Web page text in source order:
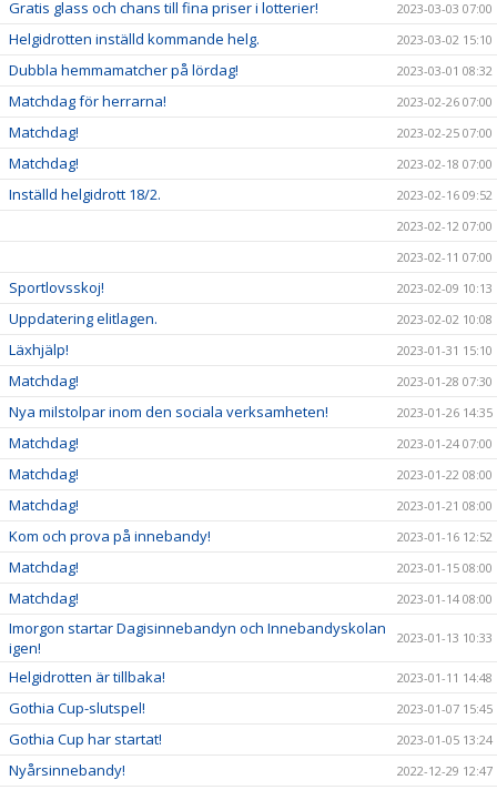
Gratis glass och chans till fina priser i lotterier! 2023-03-03 07:00
Helgidrotten inställd kommande helg. 2023-03-02 15:10
Dubbla hemmamatcher på lördag! 2023-03-01 08:32
Matchdag för herrarna! 2023-02-26 07:00
Matchdag! 2023-02-25 07:00
Matchdag! 2023-02-18 07:00
Inställd helgidrott 18/2.
2023-02-16 09:52
2023-02-12 07:00
2023-02-11 07:00
Sportlovsskoj! 2023-02-09 10:13
Uppdatering elitlagen. 2023-02-02 10:08
Läxhjälp! 2023-01-31 15:10
Matchdag! 2023-01-28 07:30
Nya milstolpar inom den sociala verksamheten! 2023-01-26 14:35
Matchdag! 2023-01-24 07:00
Matchdag! 2023-01-22 08:00
Matchdag! 2023-01-21 08:00
Kom och prova på innebandy! 2023-01-16 12:52
Matchdag! 2023-01-15 08:00
Matchdag! 2023-01-14 08:00
Imorgon startar Dagisinnebandyn och Innebandyskolan
igen!
2023-01-13 10:33
Helgidrotten är tillbaka! 2023-01-11 14:48
Gothia Cup-slutspel! 2023-01-07 15:45
Gothia Cup har startat! 2023-01-05 13:24
Nyårsinnebandy! 2022-12-29 12:47